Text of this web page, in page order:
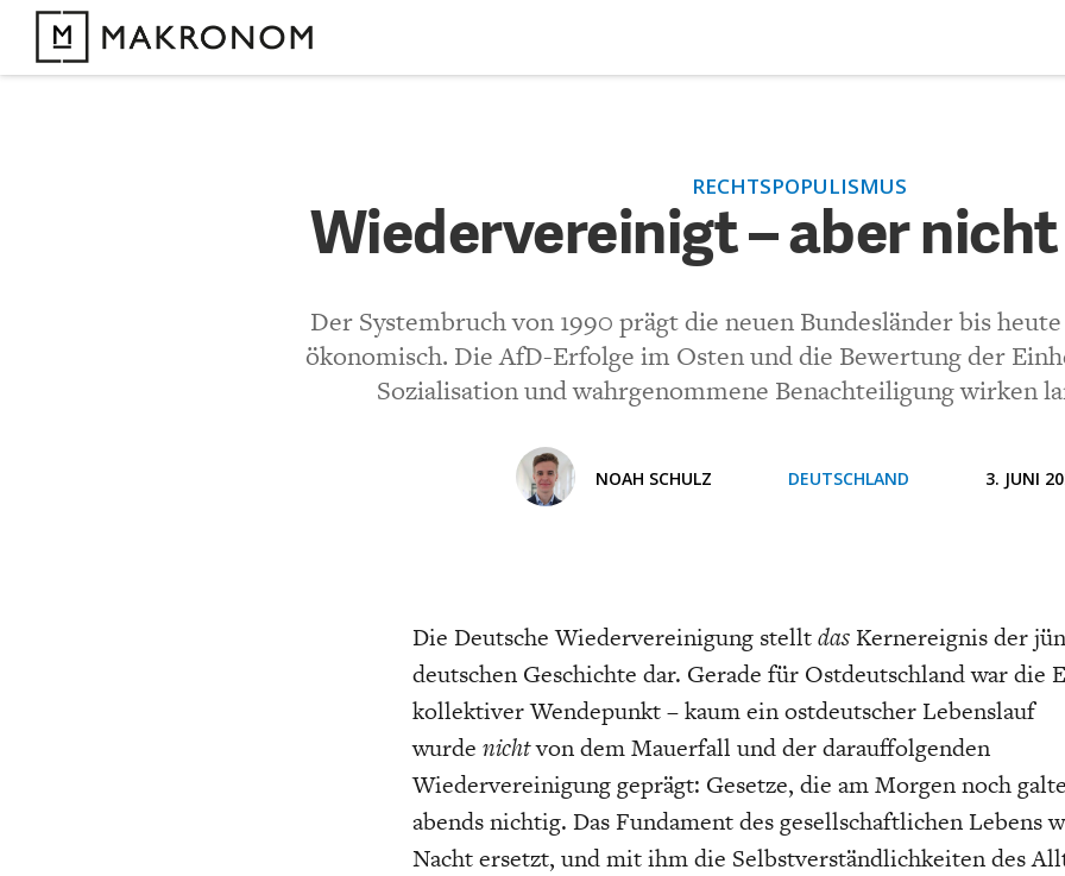
ARTIKEL
THEMEN
NEWSLETTER
ÜBER UNS
Beiträge.
RECHTSPOPULISMUS
Wiedervereinigt – aber
Der Systembruch von 1990 prägt die neuen Bundesländer bis
ökonomisch. Die AfD-Erfolge im Osten und die Bewertung der
Sozialisation und wahrgenommene Benachteiligung wirken
NOAH SCHULZ DEUTSCHLAND 3. JUNI
Die Deutsche Wiedervereinigung stelltdas Kernereignis der
deutschen Geschichte dar. Gerade für Ostdeutschland war die
kollektiver Wendepunkt – kaum ein ostdeutscher Lebenslauf
wurde nichtvon dem Mauerfall und der darauffolgenden
Wiedervereinigung geprägt: Gesetze, die am Morgen noch
abends nichtig. Das Fundament des gesellschaftlichen Lebens
Nacht ersetzt, und mit ihm die Selbstverständlichkeiten des
Wiedervereinigt – aber nicht vereint?
Bisher noch kein Kommentar.